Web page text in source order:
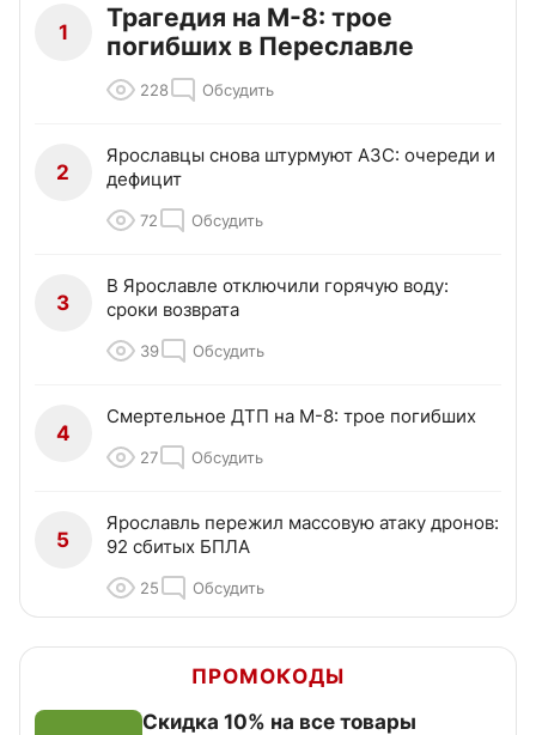
1
Трагедия на М-8: трое
погибших в Переславле
228 Обсудить
2
Ярославцы снова штурмуют АЗС: очереди и
дефицит
72 Обсудить
3
В Ярославле отключили горячую воду:
сроки возврата
39 Обсудить
4
Смертельное ДТП на М-8: трое погибших
27 Обсудить
5
Ярославль пережил массовую атаку дронов:
92 сбитых БПЛА
25 Обсудить
ПРОМОКОДЫ
Скидка 10% на все товары